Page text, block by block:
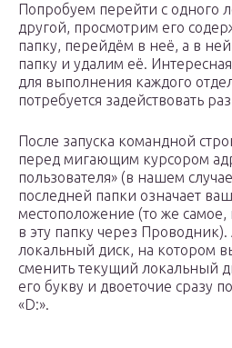
Попробуем перейти с одного
другой, просмотрим его
папку, перейдём в неё, а в
папку и удалим её. Интересная
для выполнения каждого
потребуется задействовать
После запуска командной
перед мигающим курсором
пользователя» (в нашем
последней папки означает
местоположение (то же
в эту папку через
локальный диск, на котором
сменить текущий локальный
его букву и двоеточие сразу
«D:».